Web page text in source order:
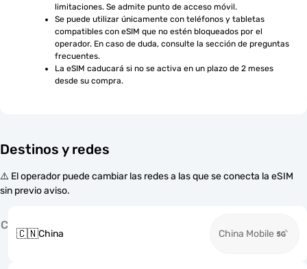
limitaciones. Se admite punto de acceso móvil.
Se puede utilizar únicamente con teléfonos y tabletas
compatibles con eSIM que no estén bloqueados por el
operador. En caso de duda, consulte la sección de preguntas
frecuentes.
La eSIM caducará si no se activa en un plazo de 2 meses
desde su compra.
Destinos y redes
⚠️ El operador puede cambiar las redes a las que se conecta la eSIM
sin previo aviso.
C
🇨🇳China China Mobile